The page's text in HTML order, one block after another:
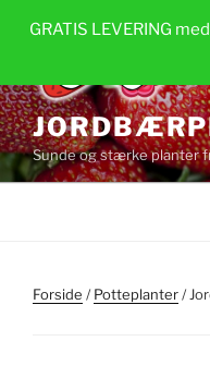
GRATIS LEVERING
Sunde og stærke planter
Forside /Potteplanter/